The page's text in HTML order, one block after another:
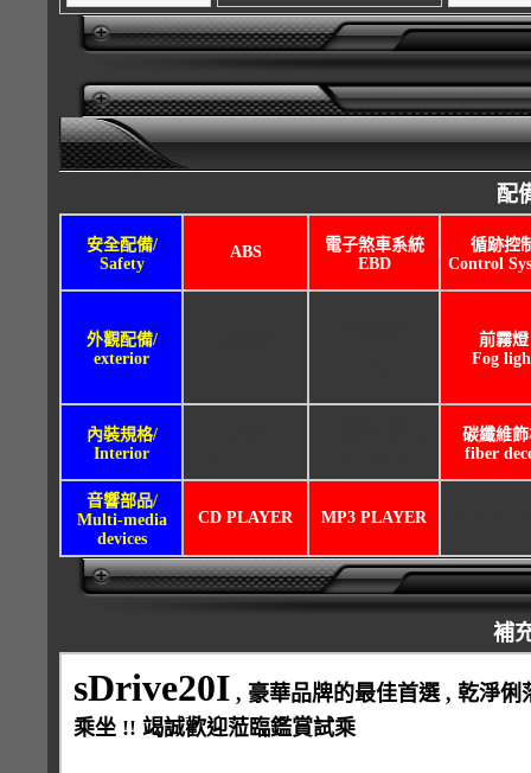
配
安全配備/
Safety
ABS
電子煞車系統
EBD
循跡控
Control
外觀配備/
exterior
前霧燈
Fog
內裝規格/
Interior
碳纖維
fiber
音響部品/
Multi-media
devices
CD PLAYER MP3 PLAYER
補
sDrive20I , 豪華品牌的最佳首選 , 乾淨
乘坐 !! 竭誠歡迎蒞臨鑑賞試乘